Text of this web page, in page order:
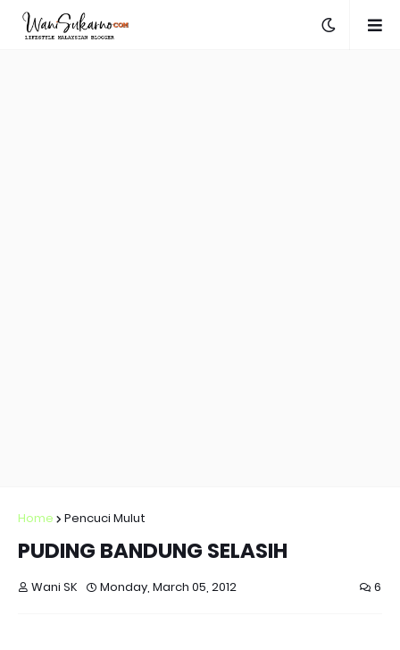
Home Pencuci Mulut
PUDING BANDUNG SELASIH
Wani SK Monday, March 05, 2012 6